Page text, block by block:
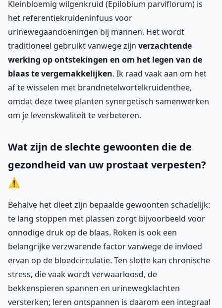
Kleinbloemig wilgenkruid (Epilobium parviflorum) is
het referentiekruideninfuus voor
urinewegaandoeningen bij mannen. Het wordt
traditioneel gebruikt vanwege zijn verzachtende
werking op ontstekingen en om het legen van de
blaas te vergemakkelijken. Ik raad vaak aan om het
af te wisselen met brandnetelwortelkruidenthee,
omdat deze twee planten synergetisch samenwerken
om je levenskwaliteit te verbeteren.
Wat zijn de slechte gewoonten die de
gezondheid van uw prostaat verpesten?
⚠️
Behalve het dieet zijn bepaalde gewoonten schadelijk:
te lang stoppen met plassen zorgt bijvoorbeeld voor
onnodige druk op de blaas. Roken is ook een
belangrijke verzwarende factor vanwege de invloed
ervan op de bloedcirculatie. Ten slotte kan chronische
stress, die vaak wordt verwaarloosd, de
bekkenspieren spannen en urinewegklachten
versterken; leren ontspannen is daarom een integraal